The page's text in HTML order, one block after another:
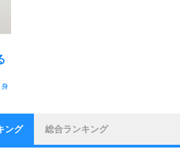
身
ング 総合ランキング